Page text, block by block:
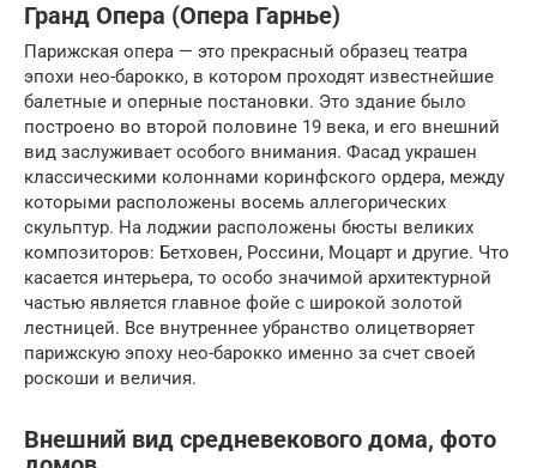
Гранд Опера (Опера Гарнье)
Парижская опера — это прекрасный образец театра
эпохи нео-барокко, в котором проходят известнейшие
балетные и оперные постановки. Это здание было
построено во второй половине 19 века, и его внешний
вид заслуживает особого внимания. Фасад украшен
классическими колоннами коринфского ордера, между
которыми расположены восемь аллегорических
скульптур. На лоджии расположены бюсты великих
композиторов: Бетховен, Россини, Моцарт и другие. Что
касается интерьера, то особо значимой архитектурной
частью является главное фойе с широкой золотой
лестницей. Все внутреннее убранство олицетворяет
парижскую эпоху нео-барокко именно за счет своей
роскоши и величия.
Внешний вид средневекового дома, фото